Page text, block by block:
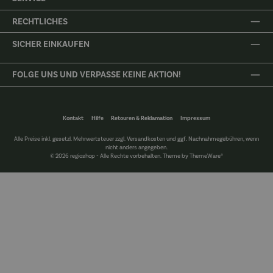
RECHTLICHES
SICHER EINKAUFEN
FOLGE UNS UND VERPASSE KEINE AKTION!
Kontakt Hilfe Retouren & Reklamation Impressum
Alle Preise inkl. gesetzl. Mehrwertsteuer zzgl.Versandkostenund ggf. Nachnahmegebühren, wenn
nicht anders angegeben.
© 2026 regioshop - Alle Rechte vorbehalten. Theme byThemeWare®